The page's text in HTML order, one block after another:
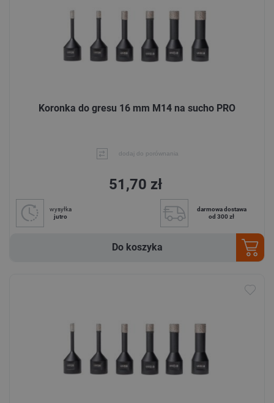
Koronka do gresu 16 mm M14 na sucho PRO
dodaj do porównania
51,70 zł
wysyłka
jutro
darmowa dostawa
od 300 zł
Do koszyka